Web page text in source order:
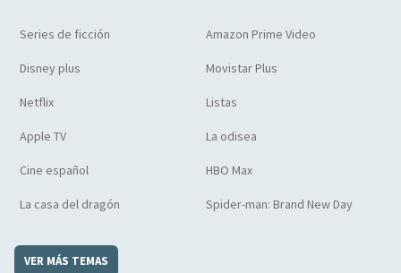
Series de ficción Amazon Prime Video
Disney plus Movistar Plus
Netflix Listas
Apple TV La odisea
Cine español HBO Max
La casa del dragón Spider-man: Brand New Day
VER MÁS TEMAS